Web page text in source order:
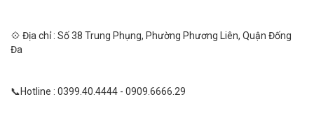
💠 Địa chỉ : Số 38 Trung Phụng, Phường Phương Liên, Quận Đống
Đa
📞Hotline : 0399.40.4444 - 0909.6666.29